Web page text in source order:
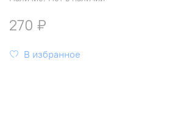
270 ₽
В избранное